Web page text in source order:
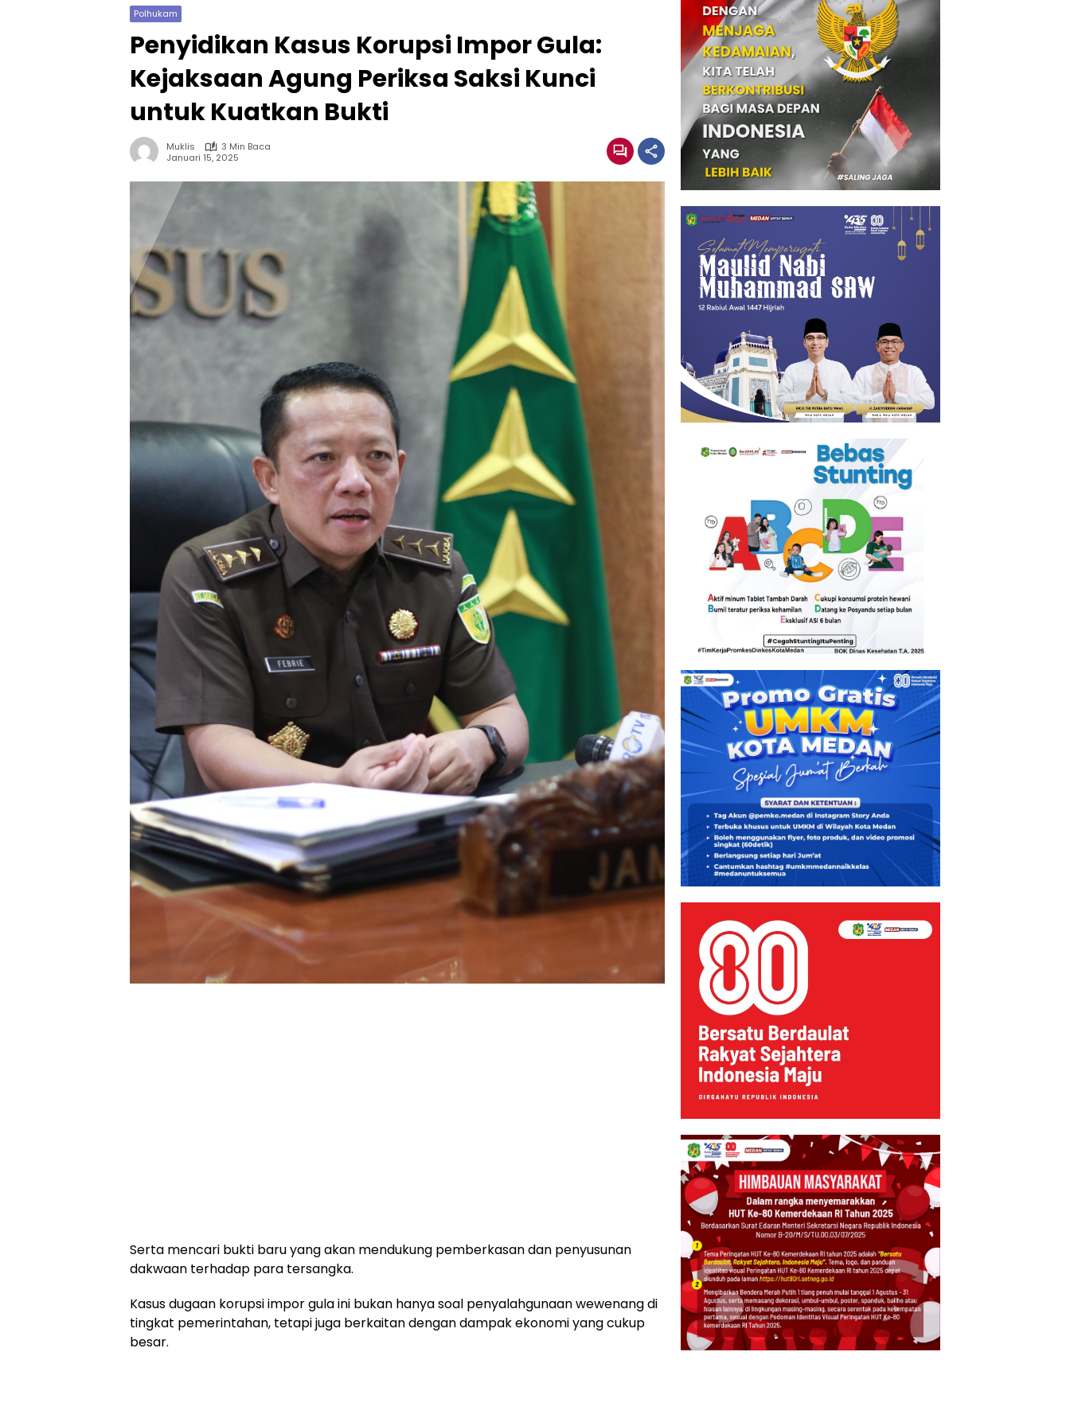
Polhukam
Penyidikan Kasus Korupsi Impor Gula:
Kejaksaan Agung Periksa Saksi Kunci
untuk Kuatkan Bukti
Muklis
3 Min Baca
Januari 15, 2025
Serta mencari bukti baru yang akan mendukung pemberkasan dan penyusunan
dakwaan terhadap para tersangka.
Kasus dugaan korupsi impor gula ini bukan hanya soal penyalahgunaan wewenang di
tingkat pemerintahan, tetapi juga berkaitan dengan dampak ekonomi yang cukup
besar.